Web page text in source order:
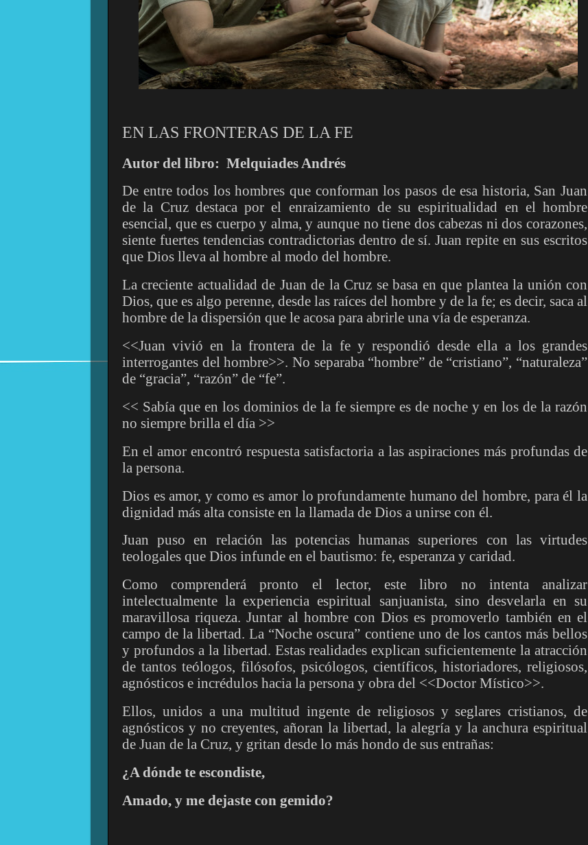
EN LAS FRONTERAS DE LA FE
Autor del libro: Melquiades Andrés
De entre todos los hombres que conforman los pasos de esa historia, San Juan
de la Cruz destaca por el enraizamiento de su espiritualidad en el hombre
esencial, que es cuerpo y alma, y aunque no tiene dos cabezas ni dos corazones,
siente fuertes tendencias contradictorias dentro de sí. Juan repite en sus escritos
que Dios lleva al hombre al modo del hombre.
La creciente actualidad de Juan de la Cruz se basa en que plantea la unión con
Dios, que es algo perenne, desde las raíces del hombre y de la fe; es decir, saca al
hombre de la dispersión que le acosa para abrirle una vía de esperanza.
<<Juan vivió en la frontera de la fe y respondió desde ella a los grandes
interrogantes del hombre>>. No separaba “hombre” de “cristiano”, “naturaleza”
de “gracia”, “razón” de “fe”.
<< Sabía que en los dominios de la fe siempre es de noche y en los de la razón
no siempre brilla el día >>
En el amor encontró respuesta satisfactoria a las aspiraciones más profundas de
la persona.
Dios es amor, y como es amor lo profundamente humano del hombre, para él la
dignidad más alta consiste en la llamada de Dios a unirse con él.
Juan puso en relación las potencias humanas superiores con las virtudes
teologales que Dios infunde en el bautismo: fe, esperanza y caridad.
Como comprenderá pronto el lector, este libro no intenta analizar
intelectualmente la experiencia espiritual sanjuanista, sino desvelarla en su
maravillosa riqueza. Juntar al hombre con Dios es promoverlo también en el
campo de la libertad. La “Noche oscura” contiene uno de los cantos más bellos
y profundos a la libertad. Estas realidades explican suficientemente la atracción
de tantos teólogos, filósofos, psicólogos, científicos, historiadores, religiosos,
agnósticos e incrédulos hacia la persona y obra del <<Doctor Místico>>.
Ellos, unidos a una multitud ingente de religiosos y seglares cristianos, de
agnósticos y no creyentes, añoran la libertad, la alegría y la anchura espiritual
de Juan de la Cruz, y gritan desde lo más hondo de sus entrañas:
¿A dónde te escondiste,
Amado, y me dejaste con gemido?